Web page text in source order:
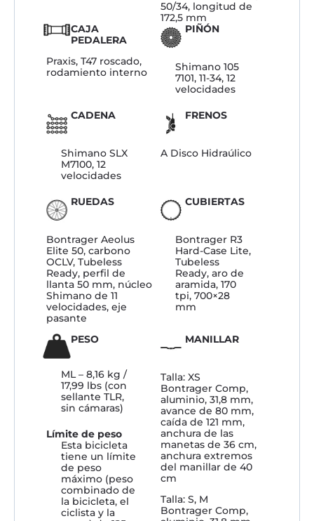
50/34, longitud de
172,5 mm
CAJA
PEDALERA
Praxis, T47 roscado,
rodamiento interno
PIÑÓN
Shimano 105
7101, 11-34, 12
velocidades
CADENA
Shimano SLX
M7100, 12
velocidades
FRENOS
A Disco Hidraúlico
RUEDAS
Bontrager Aeolus
Elite 50, carbono
OCLV, Tubeless
Ready, perfil de
llanta 50 mm, núcleo
Shimano de 11
velocidades, eje
pasante
CUBIERTAS
Bontrager R3
Hard-Case Lite,
Tubeless
Ready, aro de
aramida, 170
tpi, 700×28
mm
PESO
ML – 8,16 kg /
17,99 lbs (con
sellante TLR,
sin cámaras)
Límite de peso
Esta bicicleta
tiene un límite
de peso
máximo (peso
combinado de
la bicicleta, el
ciclista y la
MANILLAR
Talla: XS
Bontrager Comp,
aluminio, 31,8 mm,
avance de 80 mm,
caída de 121 mm,
anchura de las
manetas de 36 cm,
anchura extremos
del manillar de 40
cm
Talla: S, M
Bontrager Comp,